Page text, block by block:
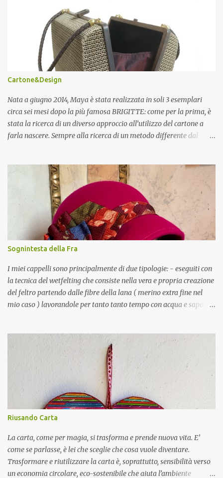
Cartone&Design
Nata a giugno 2014, Maya è stata realizzata in soli 3 esemplari
circa sei mesi dopo la più famosa BRIGITTE: come per la prima, è
stata la ricerca di un diverso approccio all’utilizzo del cartone a
farla nascere. Sempre alla ricerca di un metodo differente dal
un nuovo materiale, che fosse flessibile, ma resistente allo stesso
tempo: nacque così quello che chiamo “tessuto di cartone”.
L’intuizione fu di affettare il foglio di cartone in sottili strisce di ca
5mm e di riunirle, incollandole tra loro ruotate di 90°, per
riottenere il nuovo materiale: non solo si è dimostrato, come un
tessuto, flessibile, ma anche trasparente, tant’è che, abbinato ad
una carta traslucida per meglio diffondere la luce, lo utilizzo anche
per fare i paralumi di parecchie mie lampade, vedi la SWITCHA o
la OVAL. MAYA è una borsetta costituita da due valve incernierate
alla base, c...
Sognintesta della Fra
I miei cappelli sono principalmente di due tipologie: - eseguiti con
la tecnica del wetfelting che consiste nella vera e propria creazione
del feltro partendo dalle fibre della lana ( merino extra fine nel
mio caso ) lavorandole per tanto tanto tempo con acqua e sapone.
compatto nel secondo; nel colore più uniforme nel caso del feltro
già pronto e nelle finiture perché il feltro fatto da me lo cucio a
mano, quello già fatto invece lo cucio a macchina. Per le
decorazioni mi affido alla fantasia cercando spunti un po’
ovunque. Mi potete trovare su Instagram Etsy
Riusando Carta
La carta, come per magia, si trasforma e prende nuova vita. E’
come se parlasse, è lei che sceglie che cosa vuole diventare.
Trasformare e riutilizzare la carta è, soprattutto, sensibilità verso
un economia circolare, eco-sostenibile che aiuta l’ambiente